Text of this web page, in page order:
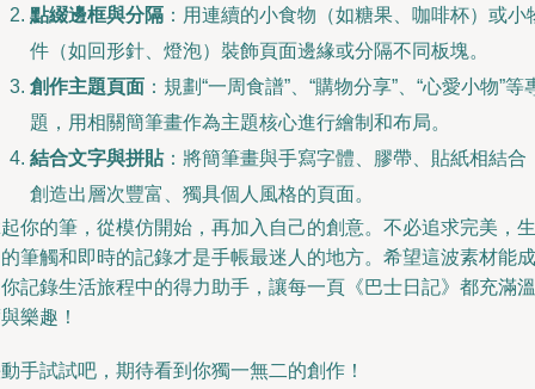
點綴邊框與分隔 ：用連續的小食物（如糖果、咖啡杯）或小
件（如回形針、燈泡）裝飾頁面邊緣或分隔不同板塊。
創作主題頁面 ：規劃“一周食譜”、“購物分享”、“心愛小物”等
題，用相關簡筆畫作為主題核心進行繪制和布局。
結合文字與拼貼：將簡筆畫與手寫字體、膠帶、貼紙相結合
創造出層次豐富、獨具個人風格的頁面。
你的筆，從模仿開始，再加入自己的創意。不必追求完美，生
筆觸和即時的記錄才是手帳最迷人的地方。希望這波素材能成
記錄生活旅程中的得力助手，讓每一頁《巴士日記》都充滿溫
樂趣！
手試試吧，期待看到你獨一無二的創作！